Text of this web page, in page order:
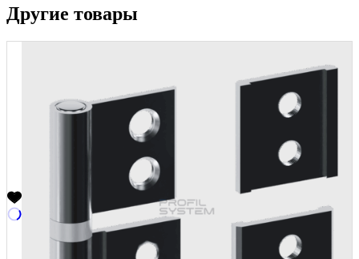
Другие товары